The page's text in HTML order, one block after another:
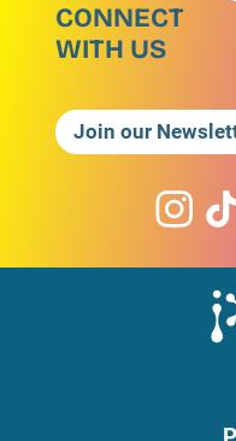
CONNECT
WITH US
Join our